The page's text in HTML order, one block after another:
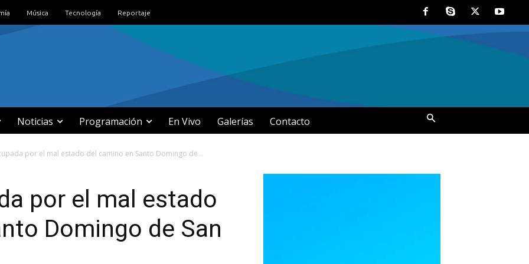
Música Tecnología Reportaje
Noticias Programación En Vivo Galerías Contacto
por el mal estado del camino en Santo Domingo de...
por el mal estado
Domingo de San